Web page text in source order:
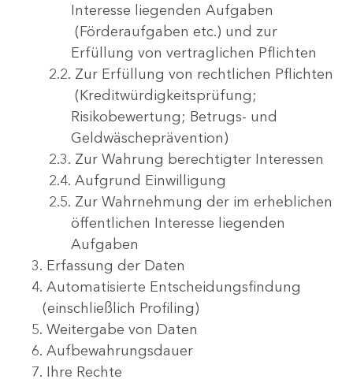
Interesse liegenden Aufgaben
(Förderaufgaben etc.) und zur
Erfüllung von vertraglichen Pflichten
Zur Erfüllung von rechtlichen Pflichten
(Kreditwürdigkeitsprüfung;
Risikobewertung; Betrugs- und
Geldwäscheprävention)
Zur Wahrung berechtigter Interessen
Aufgrund Einwilligung
Zur Wahrnehmung der im erheblichen
öffentlichen Interesse liegenden
Aufgaben
Erfassung der Daten
Automatisierte Entscheidungsfindung
(einschließlich Profiling)
Weitergabe von Daten
Aufbewahrungsdauer
Ihre Rechte